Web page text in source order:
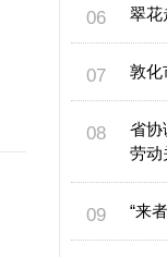
翠花
敦化
省协
劳动
“来